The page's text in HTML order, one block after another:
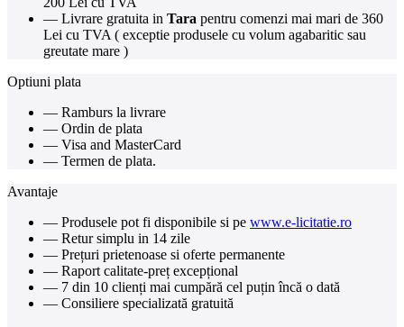
— Livrare gratuita in Tara pentru comenzi mai mari de 360
Lei cu TVA ( exceptie produsele cu volum agabaritic sau
greutate mare )
Optiuni plata
— Ramburs la livrare
— Ordin de plata
— Visa and MasterCard
— Termen de plata.
Avantaje
— Produsele pot fi disponibile si pe www.e-licitatie.ro
— Retur simplu in 14 zile
— Prețuri prietenoase si oferte permanente
— Raport calitate-preț excepțional
— 7 din 10 clienți mai cumpără cel puțin încă o dată
— Consiliere specializată gratuită